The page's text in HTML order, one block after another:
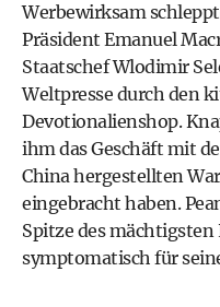
Werbewirksam
Präsident Emanuel
Staatschef Wlodimir
Weltpresse durch den
Devotionalienshop.
ihm das Geschäft mit
China hergestellten
eingebracht haben.
Spitze des mächtigsten
symptomatisch für